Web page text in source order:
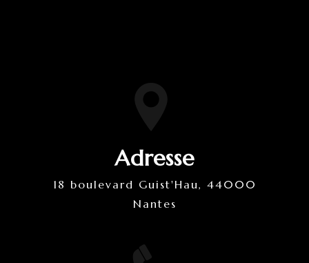
Adresse
18 boulevard Guist'Hau, 44000
Nantes